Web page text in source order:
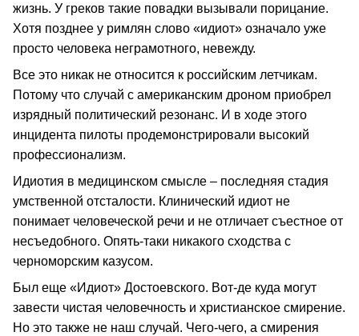
жизнь. У греков такие повадки вызывали порицание.
Хотя позднее у римлян слово «идиот» означало уже
просто человека неграмотного, невежду.
Все это никак не относится к российским летчикам.
Потому что случай с американским дроном приобрел
изрядный политический резонанс. И в ходе этого
инцидента пилоты продемонстрировали высокий
профессионализм.
Идиотия в медицинском смысле – последняя стадия
умственной отсталости. Клинический идиот не
понимает человеческой речи и не отличает съестное от
несъедобного. Опять-таки никакого сходства с
черноморским казусом.
Был еще «Идиот» Достоевского. Вот-де куда могут
завести чистая человечность и христианское смирение.
Но это также не наш случай. Чего-чего, а смирения